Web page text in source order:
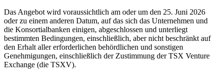
Das Angebot wird voraussichtlich am oder um den 25. Juni 2026
oder zu einem anderen Datum, auf das sich das Unternehmen und
die Konsortialbanken einigen, abgeschlossen und unterliegt
bestimmten Bedingungen, einschließlich, aber nicht beschränkt auf
den Erhalt aller erforderlichen behördlichen und sonstigen
Genehmigungen, einschließlich der Zustimmung der TSX Venture
Exchange (die TSXV).